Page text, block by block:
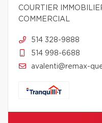
COURTIER
COMMERCIAL
514 328-9888
514 998-6688
avalenti@remax-